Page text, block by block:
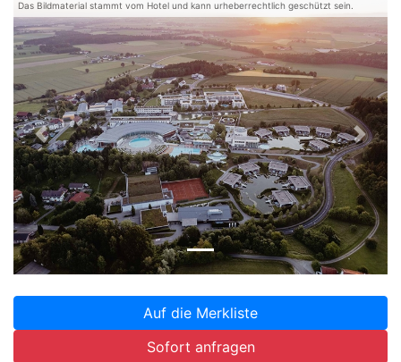
Das Bildmaterial stammt vom Hotel und kann urheberrechtlich geschützt sein.
Zurück
Auf die Merkliste
Sofort anfragen